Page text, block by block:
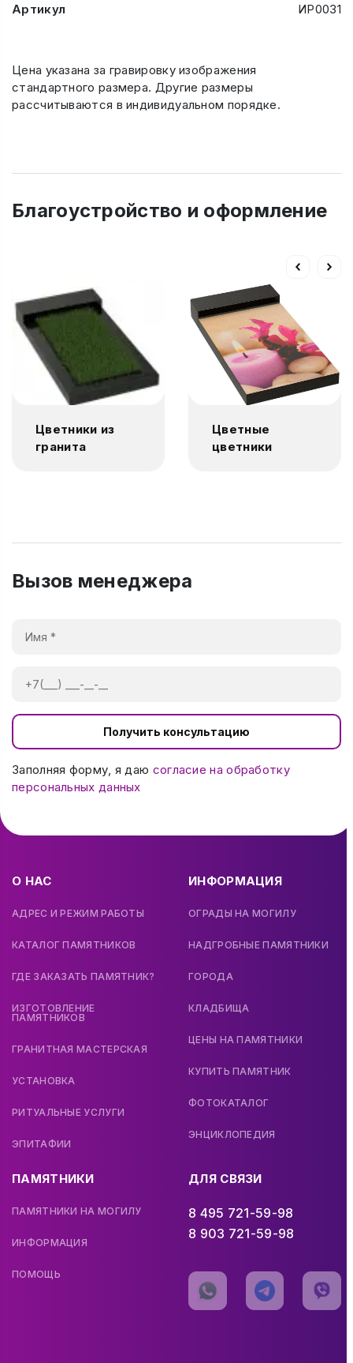
Артикул ИР0031
Цена указана за гравировку изображения
стандартного размера. Другие размеры
рассчитываются в индивидуальном порядке.
Благоустройство и оформление
Цветники из
гранита
Цветные
цветники
Вызов менеджера
Получить консультацию
Заполняя форму, я даю согласие на обработку
персональных данных
О НАС
АДРЕС И РЕЖИМ РАБОТЫ
КАТАЛОГ ПАМЯТНИКОВ
ГДЕ ЗАКАЗАТЬ ПАМЯТНИК?
ИЗГОТОВЛЕНИЕ
ПАМЯТНИКОВ
ГРАНИТНАЯ МАСТЕРСКАЯ
УСТАНОВКА
РИТУАЛЬНЫЕ УСЛУГИ
ЭПИТАФИИ
ИНФОРМАЦИЯ
ОГРАДЫ НА МОГИЛУ
НАДГРОБНЫЕ ПАМЯТНИКИ
ГОРОДА
КЛАДБИЩА
ЦЕНЫ НА ПАМЯТНИКИ
КУПИТЬ ПАМЯТНИК
ФОТОКАТАЛОГ
ЭНЦИКЛОПЕДИЯ
ПАМЯТНИКИ
ПАМЯТНИКИ НА МОГИЛУ
ИНФОРМАЦИЯ
ПОМОЩЬ
ДЛЯ СВЯЗИ
8 495 721-59-98
8 903 721-59-98